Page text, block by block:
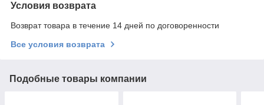
Условия возврата
Возврат товара в течение 14 дней по договоренности
Все условия возврата
Подобные товары компании